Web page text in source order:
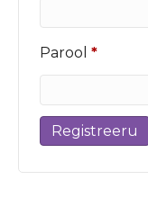
Parool *Nõutud
Registreeru